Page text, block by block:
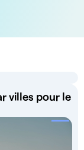
villes pour le